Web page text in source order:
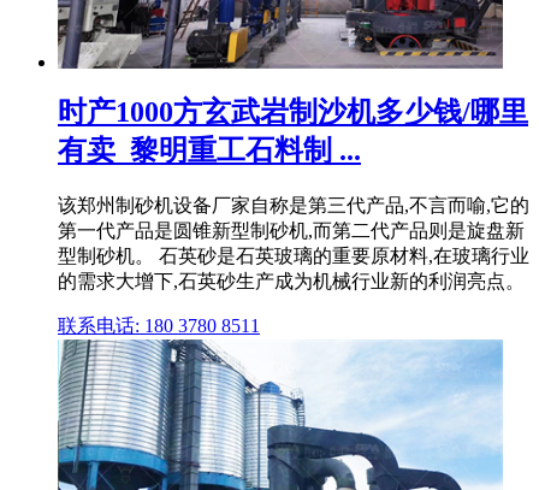
时产1000方玄武岩制沙机多少钱/哪里
有卖_黎明重工石料制 ...
该郑州制砂机设备厂家自称是第三代产品,不言而喻,它的
第一代产品是圆锥新型制砂机,而第二代产品则是旋盘新
型制砂机。 石英砂是石英玻璃的重要原材料,在玻璃行业
的需求大增下,石英砂生产成为机械行业新的利润亮点。
联系电话: 180 3780 8511